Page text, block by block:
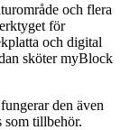
och flera
för
och digital
sköter myBlock
den även
som tillbehör.